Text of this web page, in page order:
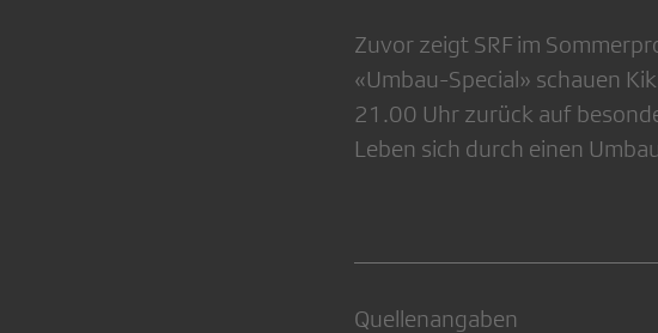
Zuvor zeigt SRF im
«Umbau-Special» schauen
21.00 Uhr zurück auf
Leben sich durch einen
Quellenangaben